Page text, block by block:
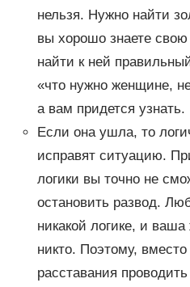
нельзя. Нужно найти
вы хорошо знаете
найти к ней
«что нужно женщине,
а вам придется узнать.
Если она ушла, то
исправят ситуацию.
логики вы точно не
остановить развод.
никакой логике, и
никто. Поэтому,
расставания